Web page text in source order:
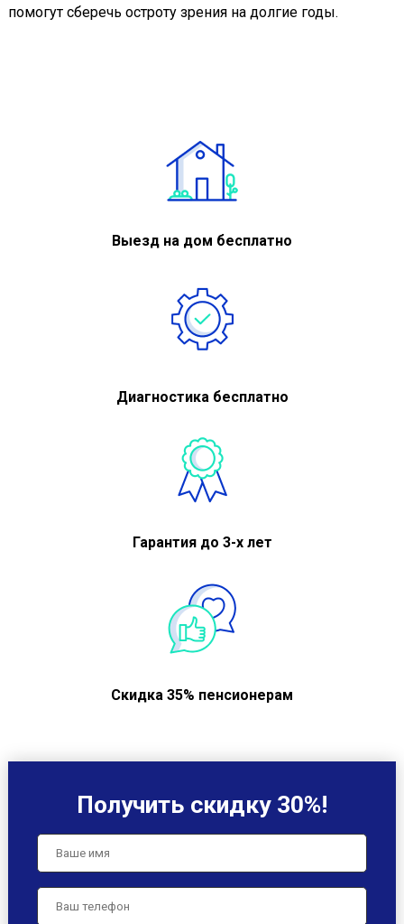
помогут сберечь остроту зрения на долгие годы.
Выезд на дом бесплатно
Диагностика бесплатно
Гарантия до 3-х лет
Скидка 35% пенсионерам
Получить скидку 30%!